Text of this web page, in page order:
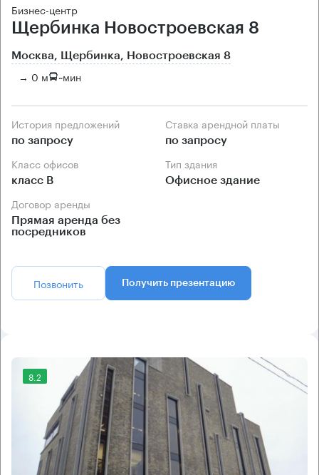
Бизнес-центр
Щербинка Новостроевская 8
Москва, Щербинка, Новостроевская 8
→ 0 м ~мин
История предложений
по запросу
Ставка арендной платы
по запросу
Класс офисов
класс B
Тип здания
Офисное здание
Договор аренды
Прямая аренда без
посредников
Позвонить Получить презентацию
8.2